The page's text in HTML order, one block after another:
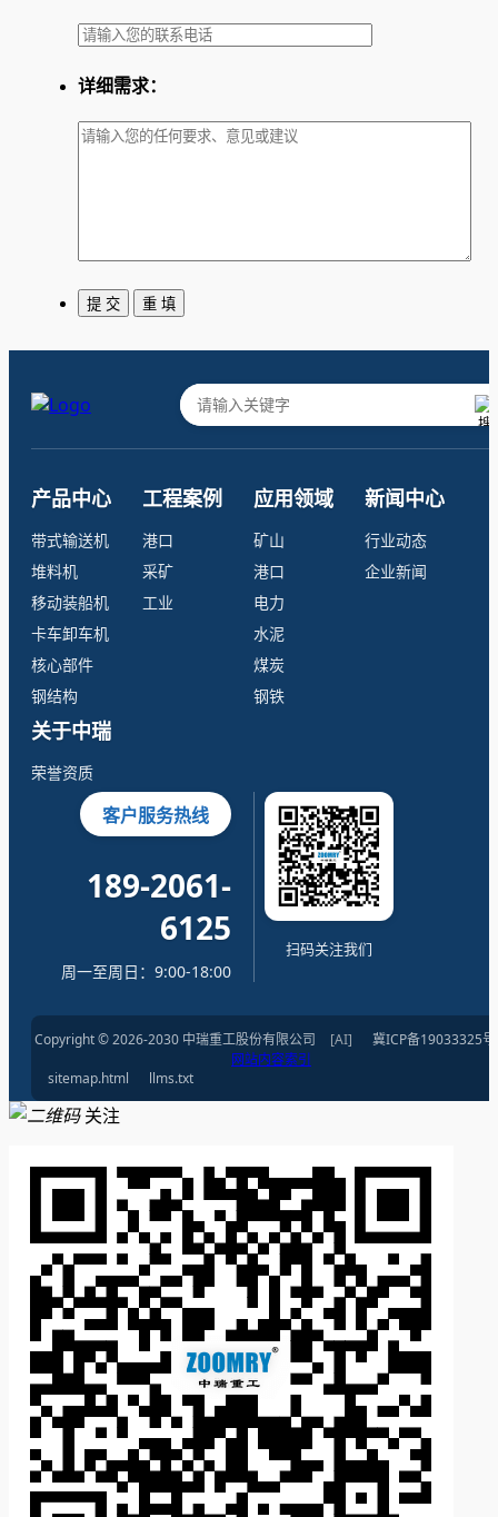
详细需求：
产品中心
带式输送机
堆料机
移动装船机
卡车卸车机
核心部件
钢结构
工程案例
港口
采矿
工业
应用领域
矿山
港口
电力
水泥
煤炭
钢铁
新闻中心
行业动态
企业新闻
关于中瑞
荣誉资质
客户服务热线
189-2061-
6125
周一至周日：9:00-18:00
扫码关注我们
Copyright © 2026-2030 中瑞重工股份有限公司 [AI]
冀ICP备19033325
网站内容索引
sitemap.html
llms.txt
关注